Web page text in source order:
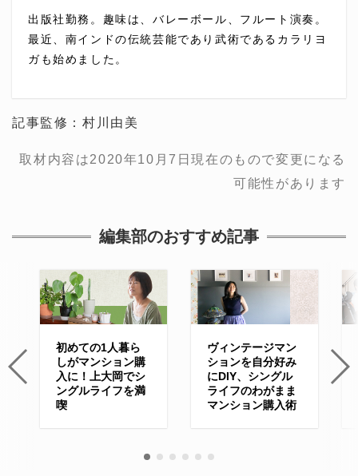
出版社勤務。趣味は、バレーボール、フルート演奏。
最近、南インドの伝統芸能であり武術であるカラリヨ
ガも始めました。
記事監修：村川由美
取材内容は2020年10月7日現在のもので変更になる
可能性があります
編集部のおすすめ記事
初めての1人暮ら
しがマンション購
入に！上大岡でシ
ングルライフを満
喫
ヴィンテージマン
ションを自分好み
にDIY、シングル
ライフのわがまま
マンション購入術